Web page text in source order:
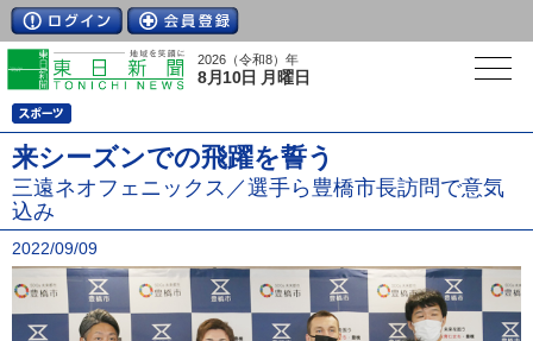
2026（令和8）年
8月10日 月曜日
来シーズンでの飛躍を誓う
三遠ネオフェニックス／選手ら豊橋市長訪問で意気
込み
2022/09/09